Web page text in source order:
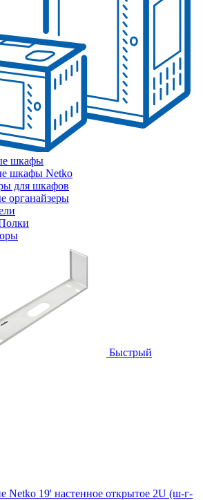
шкафы
шкафы Netko
для шкафов
органайзеры
Быстрый
Netko 19' настенное открытое 2U (ш-г-